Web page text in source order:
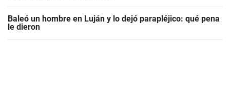
Baleó un hombre en Luján y lo dejó parapléjico: qué pena
le dieron